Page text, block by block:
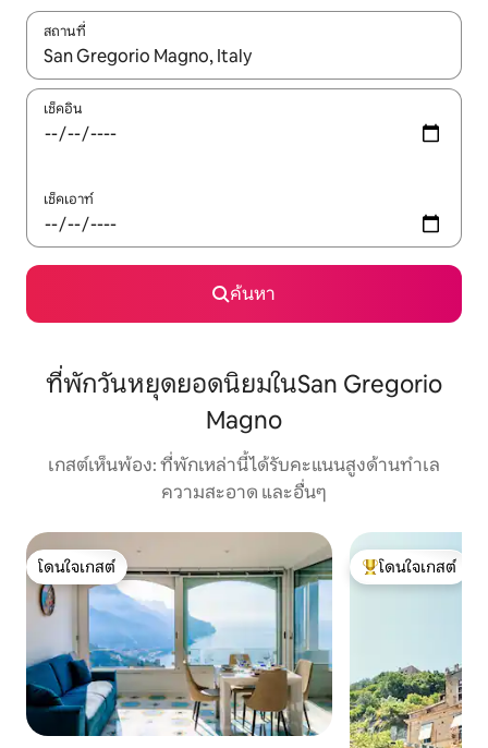
สถานที่
ใช้ลูกศรขึ้นลง หรือใช้การสัมผัสหรือปัด เพื่อสำรวจผลการค้นหา
เช็คอิน
เช็คเอาท์
ค้นหา
ที่พักวันหยุดยอดนิยมในSan Gregorio
Magno
เกสต์เห็นพ้อง: ที่พักเหล่านี้ได้รับคะแนนสูงด้านทำเล
ความสะอาด และอื่นๆ
โดนใจเกสต์
โดนใจเกสต์
โดนใจเกสต์ที่สุด
โดนใจเกสต์